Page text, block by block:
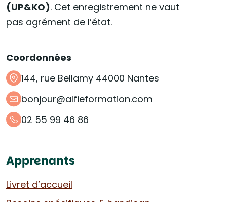
(UP&KO). Cet enregistrement ne vaut
pas agrément de l’état.
Coordonnées
144, rue Bellamy 44000 Nantes
bonjour@alfieformation.com
02 55 99 46 86
Apprenants
Livret d’accueil